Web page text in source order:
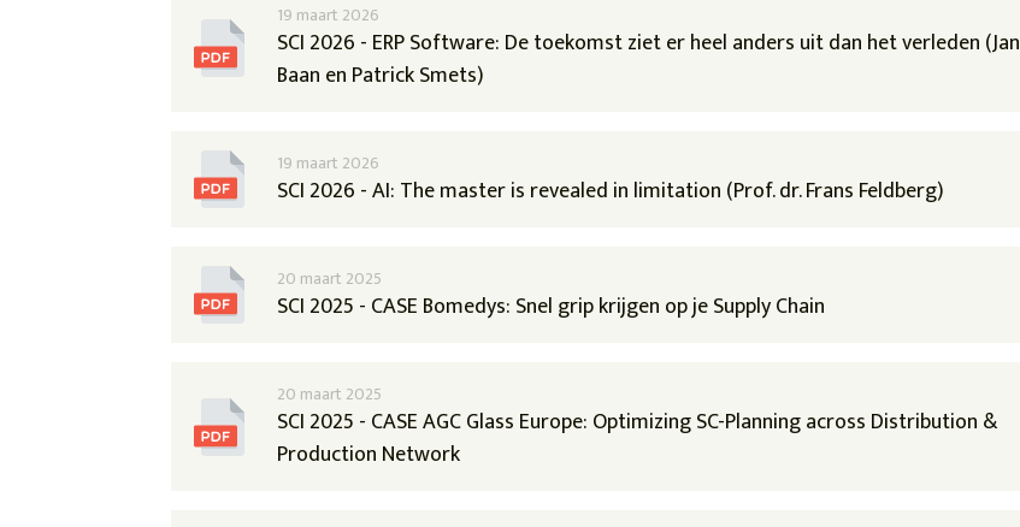
19 maart 2026
SCI 2026 - ERP Software: De toekomst ziet er heel anders uit dan het verleden (Jan
Baan en Patrick Smets)
19 maart 2026
SCI 2026 - AI: The master is revealed in limitation (Prof. dr. Frans Feldberg)
20 maart 2025
SCI 2025 - CASE Bomedys: Snel grip krijgen op je Supply Chain
20 maart 2025
SCI 2025 - CASE AGC Glass Europe: Optimizing SC-Planning across Distribution &
Production Network